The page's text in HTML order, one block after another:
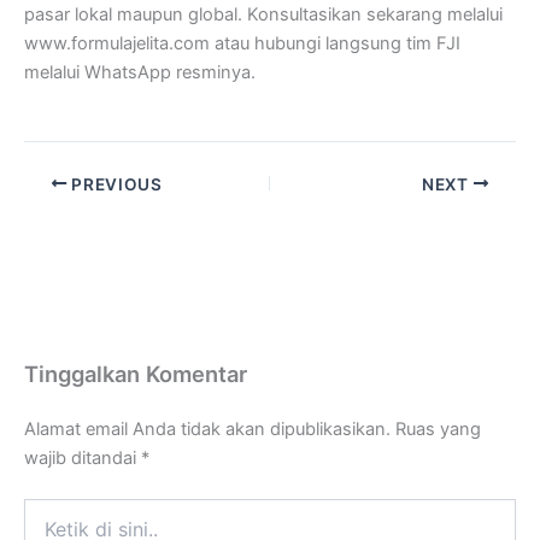
pasar lokal maupun global. Konsultasikan sekarang melalui
www.formulajelita.com atau hubungi langsung tim FJI
melalui WhatsApp resminya.
PREVIOUS NEXT
Tinggalkan Komentar
Alamat email Anda tidak akan dipublikasikan. Ruas yang
wajib ditandai *